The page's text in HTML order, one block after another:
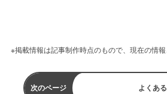
※掲載情報は記事制作時点のもので、現在の情報
次のページ よくあ